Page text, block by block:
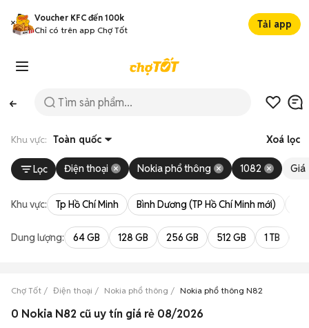
Voucher KFC đến 100k
Chỉ có trên app Chợ Tốt
Tải app
Khu vực: Toàn quốc Xoá lọc
Lọc Điện thoại Nokia phổ thông 1082 Giá
Khu vực: Tp Hồ Chí Minh Bình Dương (TP Hồ Chí Minh mới)
Dung lượng: 64 GB 128 GB 256 GB 512 GB 1 TB
Chợ Tốt Điện thoại Nokia phổ thông Nokia phổ thông N82
0 Nokia N82 cũ uy tín giá rẻ 08/2026